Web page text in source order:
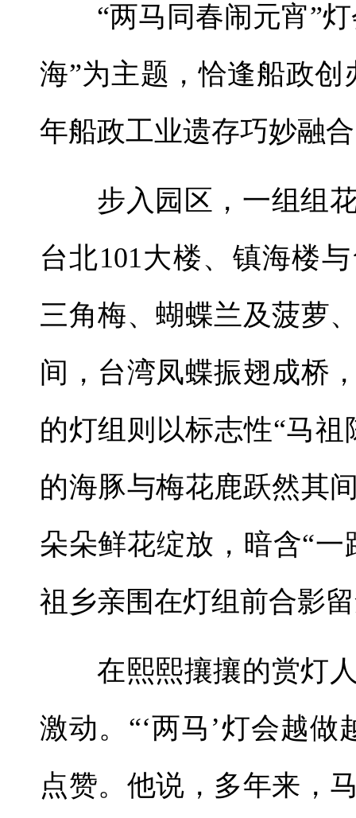
“两马同春闹元宵”
海”为主题，恰逢船政
年船政工业遗存巧妙融
步入园区，一组组
台北101大楼、镇海楼
三角梅、蝴蝶兰及菠萝
间，台湾凤蝶振翅成桥
的灯组则以标志性“马
的海豚与梅花鹿跃然其
朵朵鲜花绽放，暗含“
祖乡亲围在灯组前合影
在熙熙攘攘的赏灯
激动。“‘两马’灯会越
点赞。他说，多年来，